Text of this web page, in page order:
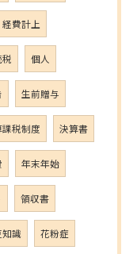
経費計上
個人
生前贈与
税制度 決算書
年末年始
領収書
識 花粉症